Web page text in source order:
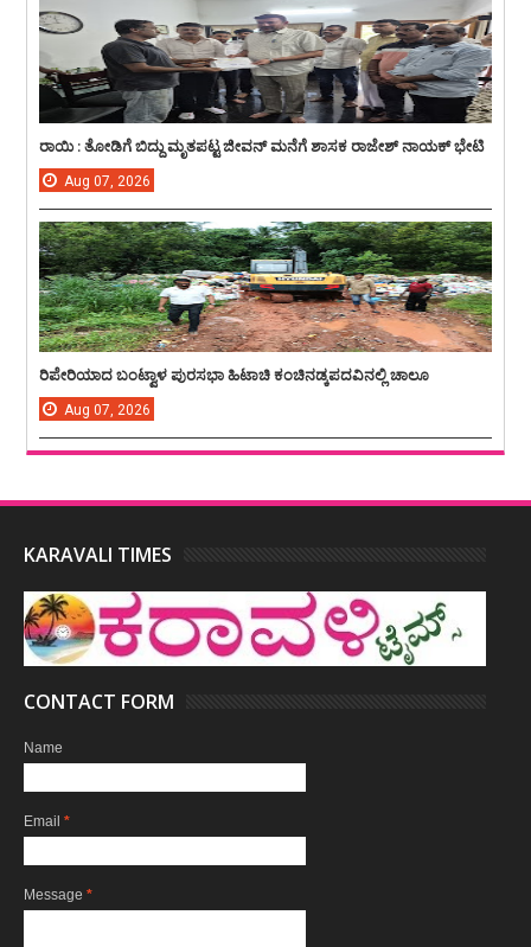
ರಾಯಿ : ತೋಡಿಗೆ ಬಿದ್ದು ಮೃತಪಟ್ಟ ಜೀವನ್ ಮನೆಗೆ ಶಾಸಕ ರಾಜೇಶ್ ನಾಯಕ್ ಭೇಟಿ
Aug 07, 2026
ರಿಪೇರಿಯಾದ ಬಂಟ್ವಾಳ ಪುರಸಭಾ ಹಿಟಾಚಿ ಕಂಚಿನಡ್ಕಪದವಿನಲ್ಲಿ ಚಾಲೂ
Aug 07, 2026
KARAVALI TIMES
CONTACT FORM
Name
Email *
Message *